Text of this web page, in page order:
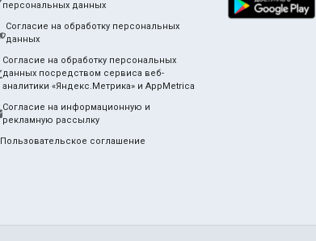
персональных данных
Согласие на обработку персональных
данных
Согласие на обработку персональных
данных посредством сервиса веб-
аналитики «Яндекс.Метрика» и AppMetrica
Согласие на информационную и
рекламную рассылку
Пользовательское соглашение